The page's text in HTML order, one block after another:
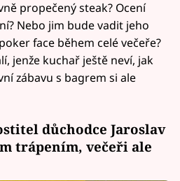
propečený steak? Ocení
Nebo jim bude vadit jeho
face během celé večeře?
jenže kuchař ještě neví, jak
zábavu s bagrem si ale
důchodce Jaroslav
trápením, večeři ale